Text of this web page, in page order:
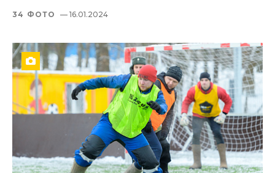
34 ФОТО — 16.01.2024